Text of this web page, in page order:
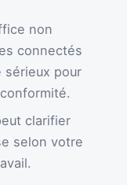
non
connectés
sérieux pour
clarifier
selon votre